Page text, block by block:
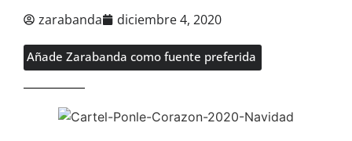
zarabanda diciembre 4, 2020
Añade Zarabanda como fuente preferida